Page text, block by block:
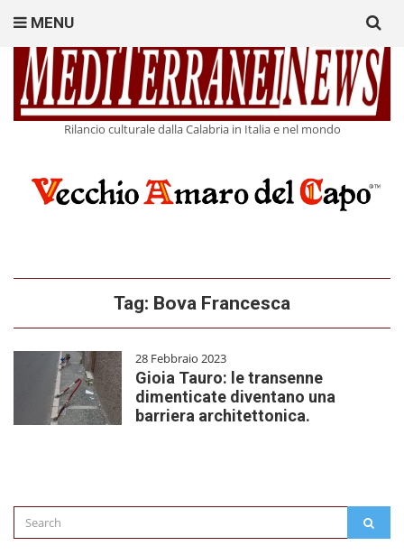
Rilancio culturale dalla Calabria in Italia e nel mondo
MENU
for:
Tag: Bova Francesca
28 Febbraio 2023
Gioia Tauro: le transenne
dimenticate diventano una
barriera architettonica.
Search
for: